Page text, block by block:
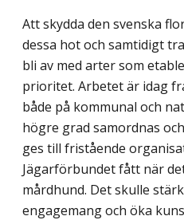
Att skydda den svenska
dessa hot och samtidigt
bli av med arter som
prioritet. Arbetet är idag
både på kommunal och
högre grad samordnas
ges till fristående
Jägarförbundet fått när
mårdhund. Det skulle
engagemang och öka